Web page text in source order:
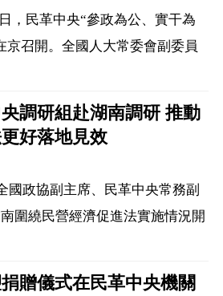
，民革中央“參政為公、實干為
京召開。全國人大常委會副委員
調研組赴湖南調研 推動
好落地見效
國政協副主席、民革中央常務副
圍繞民營經濟促進法實施情況開
贈儀式在民革中央機關